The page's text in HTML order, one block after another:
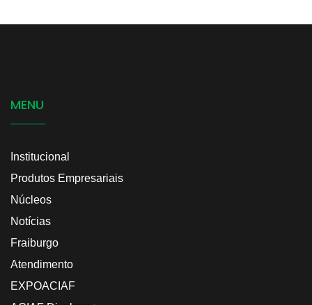
MENU
Institucional
Produtos Empresariais
Núcleos
Notícias
Fraiburgo
Atendimento
EXPOACIAF